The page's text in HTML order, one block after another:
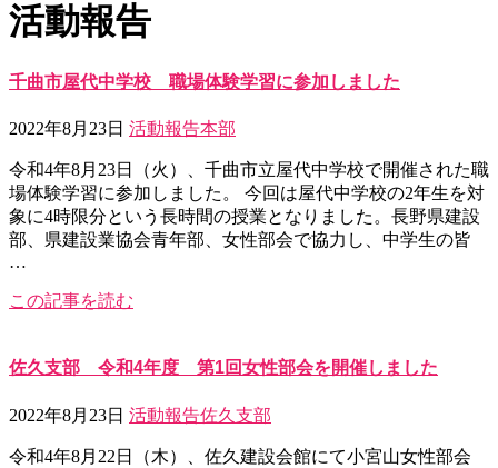
活動報告
千曲市屋代中学校 職場体験学習に参加しました
2022年8月23日 活動報告本部
令和4年8月23日（火）、千曲市立屋代中学校で開催された職
場体験学習に参加しました。 今回は屋代中学校の2年生を対
象に4時限分という長時間の授業となりました。長野県建設
部、県建設業協会青年部、女性部会で協力し、中学生の皆
…
この記事を読む
佐久支部 令和4年度 第1回女性部会を開催しました
2022年8月23日 活動報告佐久支部
令和4年8月22日（木）、佐久建設会館にて小宮山女性部会